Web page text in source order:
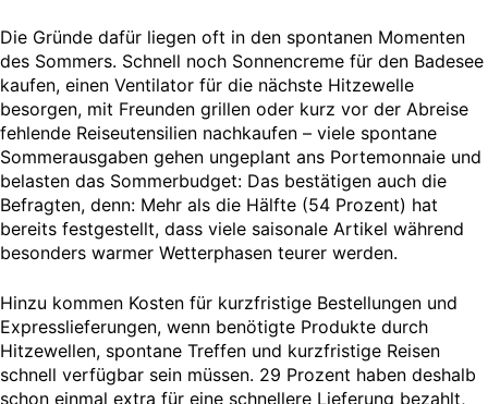
Die Gründe dafür liegen oft in den spontanen Momenten
des Sommers. Schnell noch Sonnencreme für den Badesee
kaufen, einen Ventilator für die nächste Hitzewelle
besorgen, mit Freunden grillen oder kurz vor der Abreise
fehlende Reiseutensilien nachkaufen – viele spontane
Sommerausgaben gehen ungeplant ans Portemonnaie und
belasten das Sommerbudget: Das bestätigen auch die
Befragten, denn: Mehr als die Hälfte (54 Prozent) hat
bereits festgestellt, dass viele saisonale Artikel während
besonders warmer Wetterphasen teurer werden.
Hinzu kommen Kosten für kurzfristige Bestellungen und
Expresslieferungen, wenn benötigte Produkte durch
Hitzewellen, spontane Treffen und kurzfristige Reisen
schnell verfügbar sein müssen. 29 Prozent haben deshalb
schon einmal extra für eine schnellere Lieferung bezahlt,